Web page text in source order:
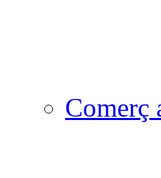
Comerç